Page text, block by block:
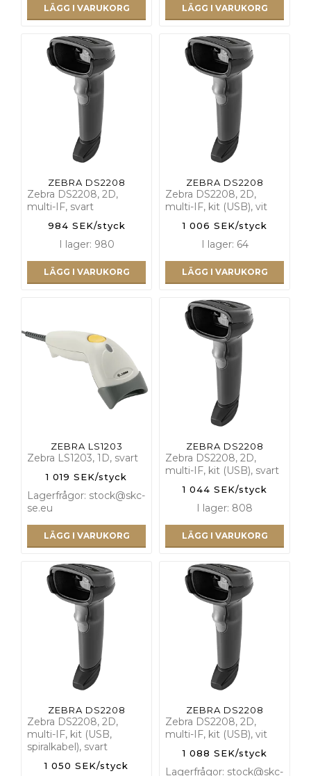
LÄGG I VARUKORG LÄGG I VARUKORG
ZEBRA DS2208
Zebra DS2208, 2D,
multi-IF, svart
984 SEK/styck
I lager: 980
LÄGG I VARUKORG
ZEBRA DS2208
Zebra DS2208, 2D,
multi-IF, kit (USB), vit
1 006 SEK/styck
I lager: 64
LÄGG I VARUKORG
ZEBRA LS1203
Zebra LS1203, 1D, svart
1 019 SEK/styck
Lagerfrågor: stock@skc-
se.eu
LÄGG I VARUKORG
ZEBRA DS2208
Zebra DS2208, 2D,
multi-IF, kit (USB), svart
1 044 SEK/styck
I lager: 808
LÄGG I VARUKORG
ZEBRA DS2208
Zebra DS2208, 2D,
multi-IF, kit (USB,
spiralkabel), svart
1 050 SEK/styck
ZEBRA DS2208
Zebra DS2208, 2D,
multi-IF, kit (USB), vit
1 088 SEK/styck
Lagerfrågor: stock@skc-